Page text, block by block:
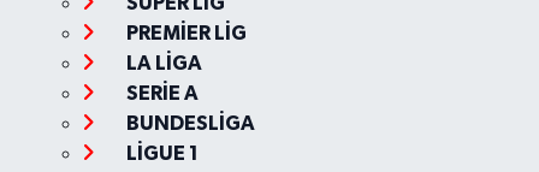
PREMİER LİG
LA LİGA
SERİE A
BUNDESLİGA
LİGUE 1